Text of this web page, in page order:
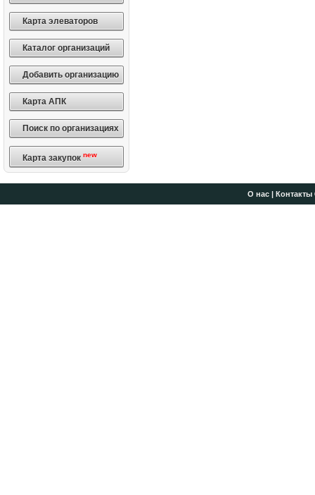
Карта элеваторов
Каталог организаций
Добавить организацию
Карта АПК
Поиск по организациях
Карта закупок new
О нас| Контакты